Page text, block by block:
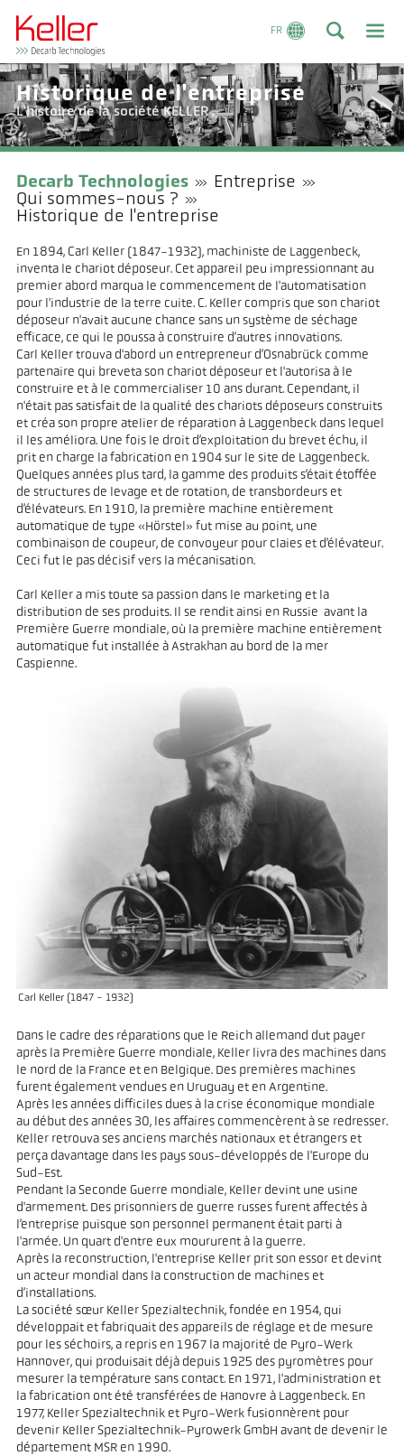
FR
Historique de l'entreprise
L'histoire de la société KELLER
Decarb Technologies
Entreprise
Qui sommes-nous ?
Historique de l'entreprise
En 1894, Carl Keller (1847-1932), machiniste de Laggenbeck,
inventa le chariot déposeur. Cet appareil peu impressionnant au
premier abord marqua le commencement de l'automatisation
pour l'industrie de la terre cuite. C. Keller compris que son chariot
déposeur n'avait aucune chance sans un système de séchage
efficace, ce qui le poussa à construire d’autres innovations.
Carl Keller trouva d'abord un entrepreneur d’Osnabrück comme
partenaire qui breveta son chariot déposeur et l'autorisa à le
construire et à le commercialiser 10 ans durant. Cependant, il
n'était pas satisfait de la qualité des chariots déposeurs construits
et créa son propre atelier de réparation à Laggenbeck dans lequel
il les améliora. Une fois le droit d’exploitation du brevet échu, il
prit en charge la fabrication en 1904 sur le site de Laggenbeck.
Quelques années plus tard, la gamme des produits s’était étoffée
de structures de levage et de rotation, de transbordeurs et
d’élévateurs. En 1910, la première machine entièrement
automatique de type «Hörstel» fut mise au point, une
combinaison de coupeur, de convoyeur pour claies et d’élévateur.
Ceci fut le pas décisif vers la mécanisation.
Carl Keller a mis toute sa passion dans le marketing et la
distribution de ses produits. Il se rendit ainsi en Russie avant la
Première Guerre mondiale, où la première machine entièrement
automatique fut installée à Astrakhan au bord de la mer
Caspienne.
Carl Keller (1847 - 1932)
Dans le cadre des réparations que le Reich allemand dut payer
après la Première Guerre mondiale, Keller livra des machines dans
le nord de la France et en Belgique. Des premières machines
furent également vendues en Uruguay et en Argentine.
Après les années difficiles dues à la crise économique mondiale
au début des années 30, les affaires commencèrent à se redresser.
Keller retrouva ses anciens marchés nationaux et étrangers et
perça davantage dans les pays sous-développés de l'Europe du
Sud-Est.
Pendant la Seconde Guerre mondiale, Keller devint une usine
d'armement. Des prisonniers de guerre russes furent affectés à
l’entreprise puisque son personnel permanent était parti à
l'armée. Un quart d'entre eux moururent à la guerre.
Après la reconstruction, l'entreprise Keller prit son essor et devint
un acteur mondial dans la construction de machines et
d’installations.
La société sœur Keller Spezialtechnik, fondée en 1954, qui
développait et fabriquait des appareils de réglage et de mesure
pour les séchoirs, a repris en 1967 la majorité de Pyro-Werk
Hannover, qui produisait déjà depuis 1925 des pyromètres pour
mesurer la température sans contact. En 1971, l'administration et
la fabrication ont été transférées de Hanovre à Laggenbeck. En
1977, Keller Spezialtechnik et Pyro-Werk fusionnèrent pour
devenir Keller Spezialtechnik-Pyrowerk GmbH avant de devenir le
département MSR en 1990.